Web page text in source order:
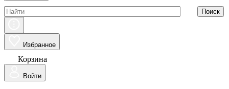
Поиск
Избранное
Корзина
Войти